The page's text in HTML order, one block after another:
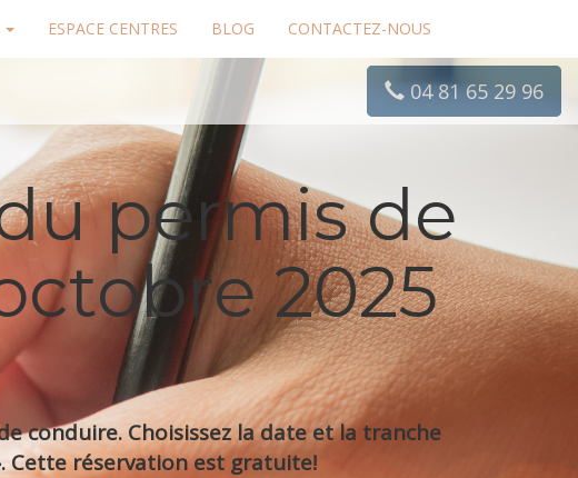
ESPACE CENTRES BLOG CONTACTEZ-NOUS
04 81 65 29 96
permis de
2025
conduire. Choisissez la date et la tranche
Cette réservation est gratuite!